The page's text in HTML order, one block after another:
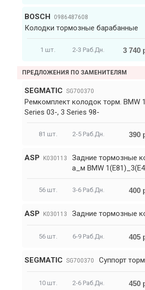
BOSCH 0986487608
Колодки тормозные барабанные
1 шт. 2-3 Раб.Дн. 3 740
ПРЕДЛОЖЕНИЯ ПО ЗАМЕНИТЕЛЯМ
SEGMATIC SG700370
Ремкомплект колодок торм. BMW 1
Series 03-, 3 Series 98-
81 шт. 2-5 Раб.Дн. 390
ASP K030113
Задние тормозные
а_м BMW
56 шт. 3-6 Раб.Дн. 400
ASP K030113 Задние тормозные
56 шт. 6-9 Раб.Дн. 405
SEGMATIC SG700370 Суппорт
10 шт. 2-6 Раб.Дн. 450